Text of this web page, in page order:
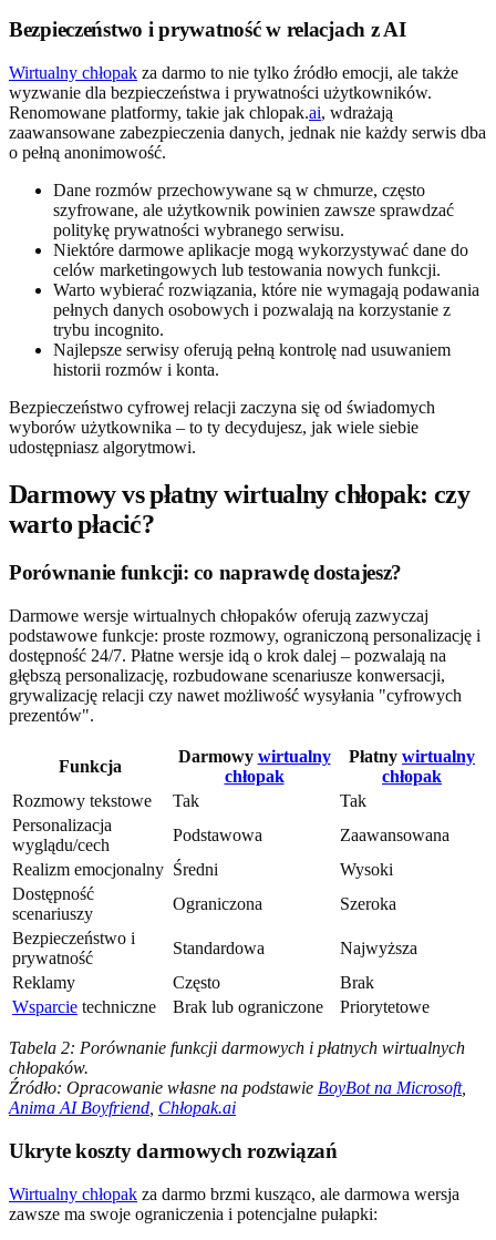
Bezpieczeństwo i prywatność w relacjach z AI
Wirtualny chłopak za darmo to nie tylko źródło emocji, ale także
wyzwanie dla bezpieczeństwa i prywatności użytkowników.
Renomowane platformy, takie jak chlopak.ai, wdrażają
zaawansowane zabezpieczenia danych, jednak nie każdy serwis dba
o pełną anonimowość.
Dane rozmów przechowywane są w chmurze, często
szyfrowane, ale użytkownik powinien zawsze sprawdzać
politykę prywatności wybranego serwisu.
Niektóre darmowe aplikacje mogą wykorzystywać dane do
celów marketingowych lub testowania nowych funkcji.
Warto wybierać rozwiązania, które nie wymagają podawania
pełnych danych osobowych i pozwalają na korzystanie z
trybu incognito.
Najlepsze serwisy oferują pełną kontrolę nad usuwaniem
historii rozmów i konta.
Bezpieczeństwo cyfrowej relacji zaczyna się od świadomych
wyborów użytkownika – to ty decydujesz, jak wiele siebie
udostępniasz algorytmowi.
Darmowy vs płatny wirtualny chłopak: czy
warto płacić?
Porównanie funkcji: co naprawdę dostajesz?
Darmowe wersje wirtualnych chłopaków oferują zazwyczaj
podstawowe funkcje: proste rozmowy, ograniczoną personalizację i
dostępność 24/7. Płatne wersje idą o krok dalej – pozwalają na
głębszą personalizację, rozbudowane scenariusze konwersacji,
grywalizację relacji czy nawet możliwość wysyłania "cyfrowych
prezentów".
Funkcja
Darmowy wirtualny
chłopak
Płatny wirtualny
chłopak
Rozmowy tekstowe
Tak
Tak
Personalizacja
wyglądu/cech
Podstawowa
Zaawansowana
Realizm emocjonalny Średni
Wysoki
Dostępność
scenariuszy
Ograniczona
Szeroka
Bezpieczeństwo i
prywatność
Standardowa
Najwyższa
Reklamy
Często
Brak
Wsparcie techniczne Brak lub ograniczone Priorytetowe
Tabela 2: Porównanie funkcji darmowych i płatnych wirtualnych
chłopaków.
Źródło: Opracowanie własne na podstawie BoyBot na Microsoft,
Anima AI Boyfriend Chłopak.ai
Ukryte koszty darmowych rozwiązań
Wirtualny chłopak za darmo brzmi kusząco, ale darmowa wersja
zawsze ma swoje ograniczenia i potencjalne pułapki: